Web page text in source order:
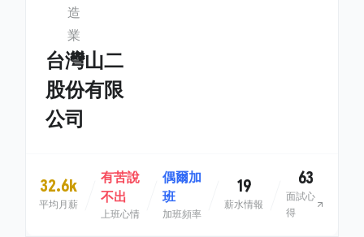
造
業
台灣山二
股份有限
公司
32.6k
平均月薪
有苦說
不出
上班心情
偶爾加
班
加班頻率
19
薪水情報
63
面試心
得